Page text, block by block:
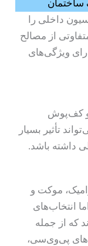
ساختمان
داخلی را
از مصالح
ویژگی‌های
و کف‌پوش
تأثیر بسیار
داشته باشد.
موکت و
انتخاب‌های
که از جمله
پی‌وی‌سی،